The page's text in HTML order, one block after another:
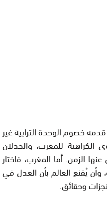
خصوم الوحدة الترابية غير
الكراهية للمغرب، والخذلان
الزمن. أما المغرب، فاختار
يُقنع العالم بأن العدل في
وحقائق.